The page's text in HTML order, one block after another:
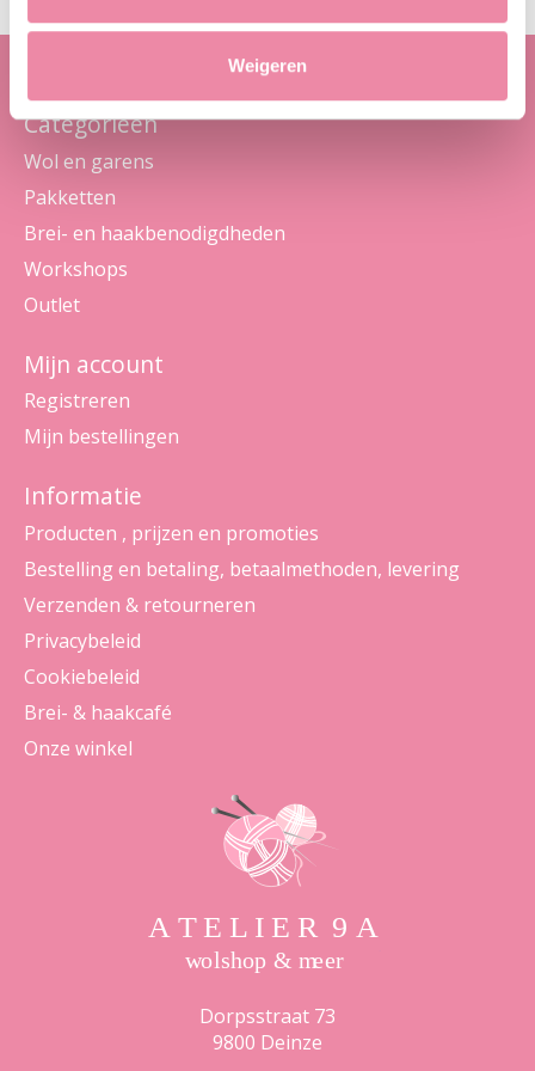
Weigeren
Categorieën
Wol en garens
Pakketten
Brei- en haakbenodigdheden
Workshops
Outlet
Mijn account
Registreren
Mijn bestellingen
Informatie
Producten , prijzen en promoties
Bestelling en betaling, betaalmethoden, levering
Verzenden & retourneren
Privacybeleid
Cookiebeleid
Brei- & haakcafé
Onze winkel
Dorpsstraat 73
9800 Deinze